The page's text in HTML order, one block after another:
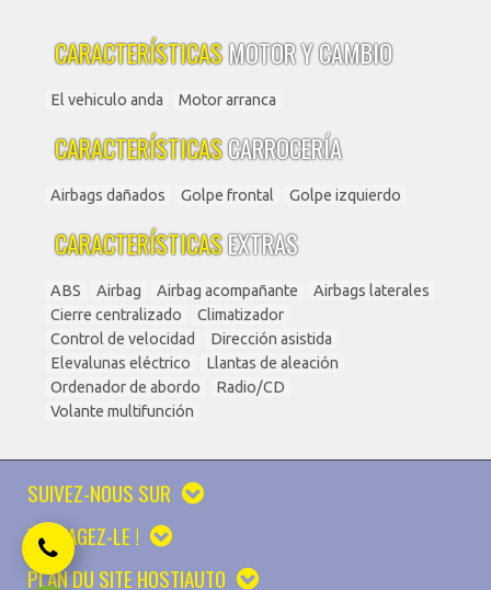
CARACTERÍSTICASMOTOR Y CAMBIO
El vehiculo anda Motor arranca
CARACTERÍSTICASCARROCERÍA
Airbags dañados Golpe frontal Golpe izquierdo
CARACTERÍSTICASEXTRAS
ABS Airbag Airbag acompañante
Airbags laterales
Cierre centralizado
Climatizador
Control de velocidad
Dirección asistida
Elevalunas eléctrico
Llantas de aleación
Ordenador de abordo
Radio/CD
Volante multifunción
SUIVEZ-NOUS SUR
PARTAGEZ-LE !
PLAN DU SITE HOSTIAUTO